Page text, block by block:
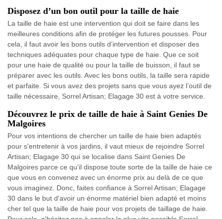
Disposez d’un bon outil pour la taille de haie
La taille de haie est une intervention qui doit se faire dans les
meilleures conditions afin de protéger les futures pousses. Pour
cela, il faut avoir les bons outils d’intervention et disposer des
techniques adéquates pour chaque type de haie. Que ce soit
pour une haie de qualité ou pour la taille de buisson, il faut se
préparer avec les outils. Avec les bons outils, la taille sera rapide
et parfaite. Si vous avez des projets sans que vous ayez l’outil de
taille nécessaire, Sorrel Artisan; Elagage 30 est à votre service.
Découvrez le prix de taille de haie à Saint Genies De
Malgoires
Pour vos intentions de chercher un taille de haie bien adaptés
pour s'entretenir à vos jardins, il vaut mieux de rejoindre Sorrel
Artisan; Elagage 30 qui se localise dans Saint Genies De
Malgoires parce ce qu'il dispose toute sorte de la taille de haie ce
que vous en convenez avec un énorme prix au delà de ce que
vous imaginez. Donc, faites confiance à Sorrel Artisan; Elagage
30 dans le but d'avoir un énorme matériel bien adapté et moins
cher tel que la taille de haie pour vos projets de taillage de haie.